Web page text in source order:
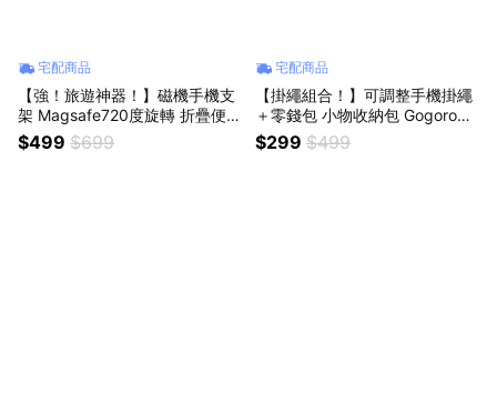
宅配商品
【強！旅遊神器！】磁機手機支
架 Magsafe720度旋轉 折疊便攜
收納 搭飛機/出國/高鐵/出差必備
追劇推薦
$499 $699
宅配商品
【掛繩組合！】可調整手機掛繩
＋零錢包 小物收納包 Gogoro鑰
匙包 長款斜挎背繩 iPhone/三星
手機掛繩
$299 $499